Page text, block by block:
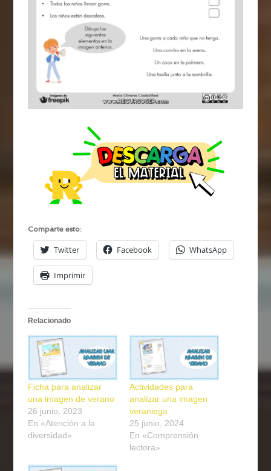
Comparte esto:
Twitter Facebook WhatsApp
Imprimir
Relacionado
Ficha para analizar
una imagen de verano
26 junio, 2023
En «Atención a la
diversidad»
Actividades para
analizar una imagen
veraniega
25 junio, 2024
En «Comprensión
lectora»